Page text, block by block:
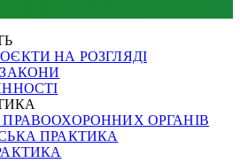
НА РОЗГЛЯДІ
ОРГАНІВ
ПРАКТИКА